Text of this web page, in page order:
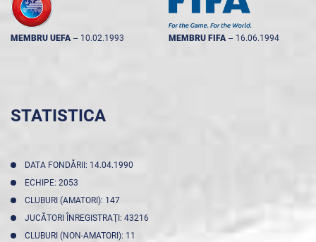
MEMBRU UEFA -- 10.02.1993 MEMBRU FIFA -- 16.06.1994
STATISTICA
DATA FONDĂRII: 14.04.1990
ECHIPE: 2053
CLUBURI (AMATORI): 147
JUCĂTORI ÎNREGISTRAŢI: 43216
CLUBURI (NON-AMATORI): 11